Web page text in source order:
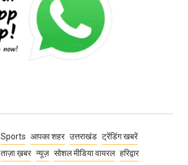
Sports आपका शहर उत्तराखंड ट्रेंडिंग खबरें
ताज़ा ख़बर न्यूज़ सोशल मीडिया वायरल हरिद्वार